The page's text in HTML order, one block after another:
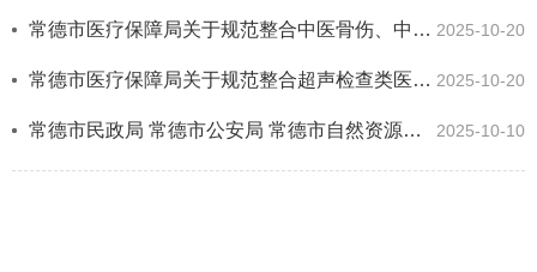
2025-10-20
常德市医疗保障局关于规范整合中医骨伤、中医特殊疗法类医疗服务价格项目的通知
2025-10-20
​常德市医疗保障局关于规范整合超声检查类医疗服务价格项目的通知
2025-10-10
常德市民政局 常德市公安局 常德市自然资源和规划局 常德市住房和城乡建设局 常德市卫生健康委员会 常德市市场监督管理局 常德...